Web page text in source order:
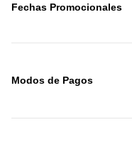
Fechas Promocionales
Modos de Pagos